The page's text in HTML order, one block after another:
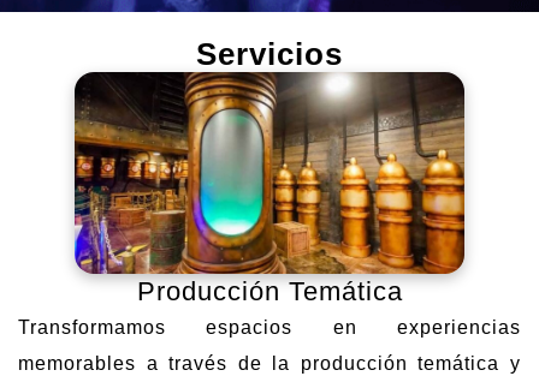
Servicios
Producción Temática
Transformamos espacios en experiencias
memorables a través de la producción temática y